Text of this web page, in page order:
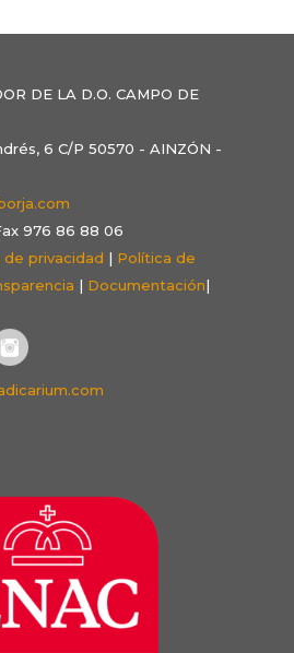
DE LA D.O. CAMPO DE
6 C/P 50570 - AINZÓN -
976 86 88 06
de privacidad | Política de
| Documentación|